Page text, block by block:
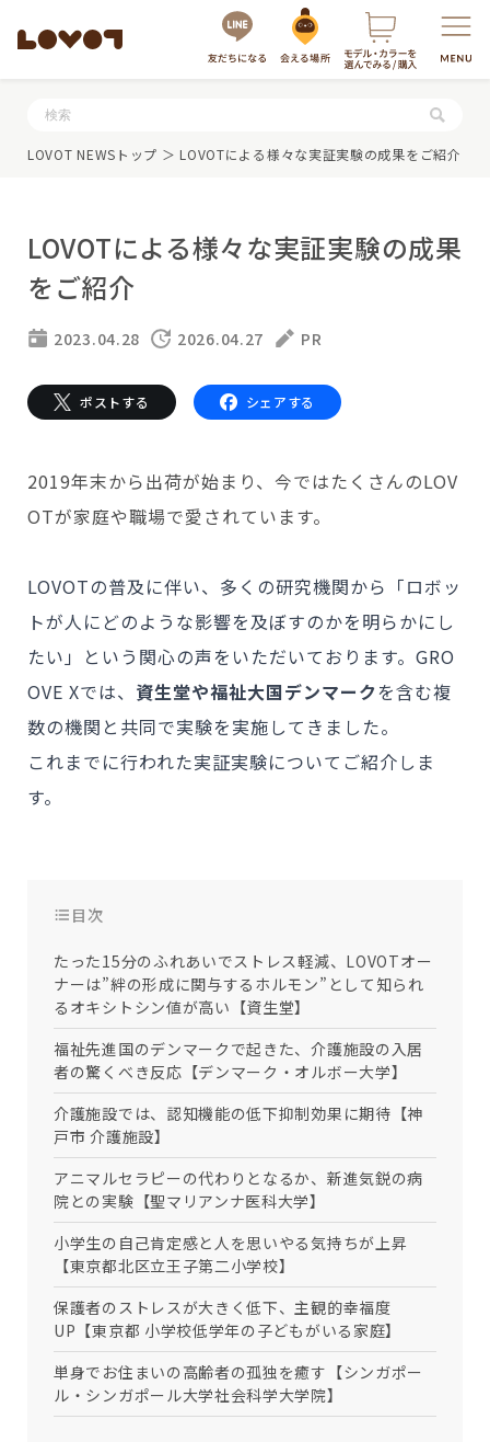
服・グッズの購入はこちら
LOVOT 3.0
LOVOT 3.0について詳しく
費用をシミュレーション / 購入
LOVOT 2.0
LOVOTのテクノロジー
開発者の想い
LOVOTのアフターサービス
公式ウェア
価格・暮らしの費用を詳しく
ペットとして
大切な方への贈りものとして
実証実験
15分の触れ合いでストレス低減
会いに行く
LOVOT ストア
近くの会える場所を探す
LIVE配信
LOVOT購入キャンペーン
ご購入前のよくある質問
今月のキャンペーン情報
24回分割払い特別低金利
LOVOT紹介制度
訪問設定サポート
これからLOVOTをお迎えしたい方へ
お迎えを迷われている方へ
LOVOTオーナーの方へ
お役立ちガイド
定期メンテナンス・治療
サポートサービス(ご契約者様用)
LOVOT コンシェルジュ
ウェブマニュアル
ウェブFAQ(よくある質問)
法人のお客様へ
LOVOT 導入事例
法人様限定 無料お試し導入
ふるさと納税
LOVOT本体・グッズ
Copyright © GROOVE X, Inc.
LOVOT NEWSトップ ＞ LOVOTによる様々な実証実験の成果をご紹介
LOVOTによる様々な実証実験の成果
をご紹介
2023.04.28 2026.04.27 PR
ポストする シェアする
2019年末から出荷が始まり、今ではたくさんのLOV
OTが家庭や職場で愛されています。
LOVOTの普及に伴い、多くの研究機関から「ロボッ
トが人にどのような影響を及ぼすのかを明らかにし
たい」という関心の声をいただいております。GRO
OVE Xでは、 資生堂や福祉大国デンマークを含む複
数の機関と共同で実験を実施してきました。
これまでに行われた実証実験についてご紹介しま
す。
目次
たった15分のふれあいでストレス軽減、LOVOTオー
ナーは”絆の形成に関与するホルモン”として知られ
るオキシトシン値が高い【資生堂】
福祉先進国のデンマークで起きた、介護施設の入居
者の驚くべき反応【デンマーク・オルボー大学】
介護施設では、認知機能の低下抑制効果に期待【神
戸市 介護施設】
アニマルセラピーの代わりとなるか、新進気鋭の病
院との実験【聖マリアンナ医科大学】
小学生の自己肯定感と人を思いやる気持ちが上昇
【東京都北区立王子第二小学校】
保護者のストレスが大きく低下、主観的幸福度
UP【東京都 小学校低学年の子どもがいる家庭】
単身でお住まいの高齢者の孤独を癒す【シンガポー
ル・シンガポール大学社会科学大学院】